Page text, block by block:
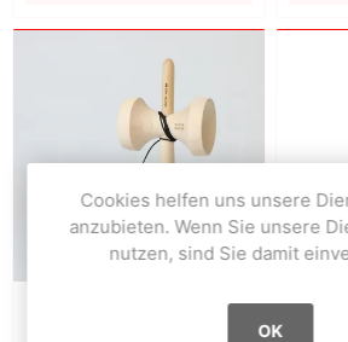
Cookies helfen uns unsere
anzubieten. Wenn Sie unsere
nutzen, sind Sie damit
OK